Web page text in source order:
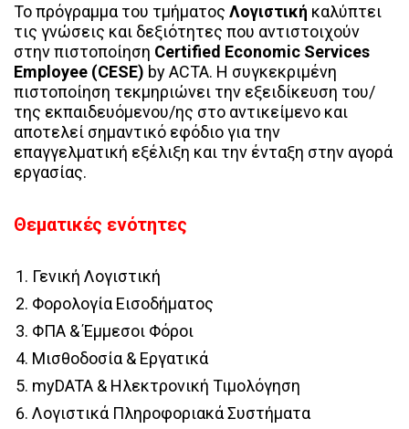
Το πρόγραμμα του τμήματος Λογιστική καλύπτει
τις γνώσεις και δεξιότητες που αντιστοιχούν
στην πιστοποίηση Certified Economic Services
Employee (CESE) by ACTA. Η συγκεκριμένη
πιστοποίηση τεκμηριώνει την εξειδίκευση του/
της εκπαιδευόμενου/ης στο αντικείμενο και
αποτελεί σημαντικό εφόδιο για την
επαγγελματική εξέλιξη και την ένταξη στην αγορά
εργασίας.
Θεματικές ενότητες
Γενική Λογιστική
Φορολογία Εισοδήματος
ΦΠΑ & Έμμεσοι Φόροι
Μισθοδοσία & Εργατικά
myDATA & Ηλεκτρονική Τιμολόγηση
Λογιστικά Πληροφοριακά Συστήματα